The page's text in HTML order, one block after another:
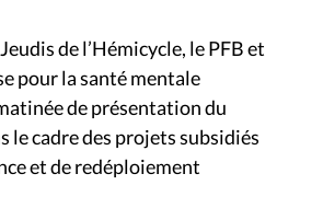
de l’Hémicycle, le PFB et
pour la santé mentale
de présentation du
le cadre des projets subsidiés
et de redéploiement